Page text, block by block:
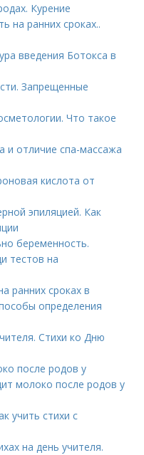
Курение
на ранних сроках..
введения Ботокса в
Запрещенные
Что такое
и отличие спа-массажа
кислота от
эпиляцией. Как
беременность.
тестов на
ранних сроках в
определения
Стихи ко Дню
после родов у
молоко после родов у
учить стихи с
на день учителя.